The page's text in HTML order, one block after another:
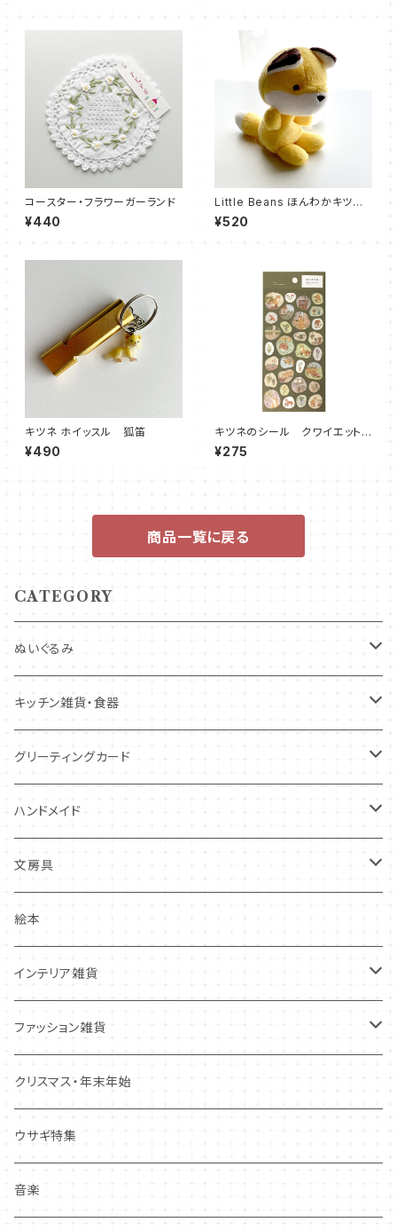
コースター・フラワーガーランド
¥440
Little Beans ほんわかキツ
ネ 小さなぬいぐるみ
¥520
キツネ ホイッスル 狐笛
¥490
キツネのシール クワイエットラ
イフステッカー
¥275
商品一覧に戻る
CATEGORY
ぬいぐるみ
キツネ
犬
その他
キッチン雑貨・食器
コースター・布製品
食器
その他
グリーティングカード
バースデーカード
多目的カード
クリスマス・冬の季節
ポストカード
ハンドメイド
ニードルフエルト
ワッペン
抜型、シリコンモールド
その他
文房具
ノート・メモ・付箋
レターセット
マステ・ステッカー等
しおり・ブックマーク
その他
絵本
インテリア雑貨
置物
布製品・ドイリー
マグネット
その他
ファッション雑貨
キーホルダー・バッグチャーム
アクセサリー
ポーチ・バッグ
クリスマス・年末年始
ウサギ特集
音楽